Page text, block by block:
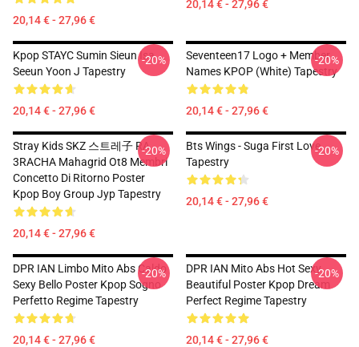
20,14 € - 27,96 €
20,14 € - 27,96 €
Kpop STAYC Sumin Sieun Isa
Seeun Yoon J Tapestry
20,14 € - 27,96 €
-20%
Seventeen17 Logo + Member
Names KPOP (White) Tapestry
20,14 € - 27,96 €
-20%
Stray Kids SKZ 스트레子 RA
3RACHA Mahagrid Ot8 Membri
Concetto Di Ritorno Poster
Kpop Boy Group Jyp Tapestry
20,14 € - 27,96 €
-20%
Bts Wings - Suga First Love
Tapestry
20,14 € - 27,96 €
-20%
DPR IAN Limbo Mito Abs Caldo
Sexy Bello Poster Kpop Sogno
Perfetto Regime Tapestry
20,14 € - 27,96 €
-20%
DPR IAN Mito Abs Hot Sexy
Beautiful Poster Kpop Dream
Perfect Regime Tapestry
20,14 € - 27,96 €
-20%